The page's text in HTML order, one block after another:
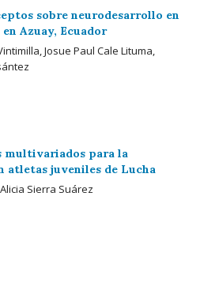
sobre neurodesarrollo en
Azuay, Ecuador
Josue Paul Cale Lituma,
multivariados para la
atletas juveniles de Lucha
Sierra Suárez